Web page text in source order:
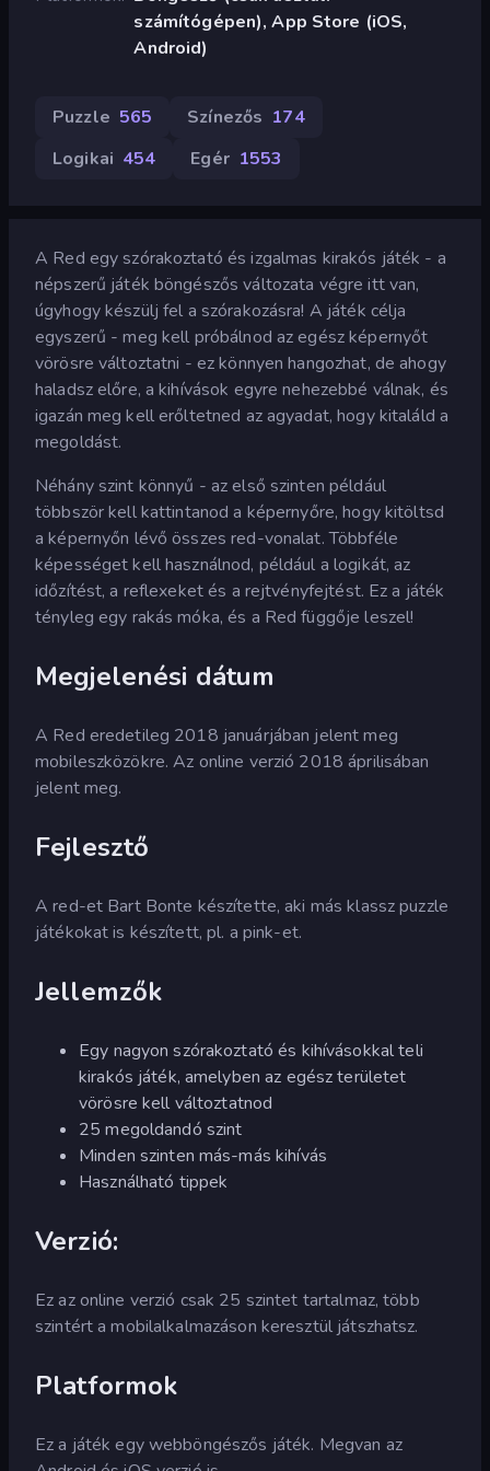
számítógépen), App Store (iOS,
Android)
Puzzle 565 Színezős 174
Logikai 454 Egér 1553
A Red egy szórakoztató és izgalmas kirakós játék - a
népszerű játék böngészős változata végre itt van,
úgyhogy készülj fel a szórakozásra! A játék célja
egyszerű - meg kell próbálnod az egész képernyőt
vörösre változtatni - ez könnyen hangozhat, de ahogy
haladsz előre, a kihívások egyre nehezebbé válnak, és
igazán meg kell erőltetned az agyadat, hogy kitaláld a
megoldást.
Néhány szint könnyű - az első szinten például
többször kell kattintanod a képernyőre, hogy kitöltsd
a képernyőn lévő összes red-vonalat. Többféle
képességet kell használnod, például a logikát, az
időzítést, a reflexeket és a rejtvényfejtést. Ez a játék
tényleg egy rakás móka, és a Red függője leszel!
Megjelenési dátum
A Red eredetileg 2018 januárjában jelent meg
mobileszközökre. Az online verzió 2018 áprilisában
jelent meg.
Fejlesztő
A red-et Bart Bonte készítette, aki más klassz puzzle
játékokat is készített, pl. a pink-et.
Jellemzők
Egy nagyon szórakoztató és kihívásokkal teli
kirakós játék, amelyben az egész területet
vörösre kell változtatnod
25 megoldandó szint
Minden szinten más-más kihívás
Használható tippek
Verzió:
Ez az online verzió csak 25 szintet tartalmaz, több
szintért a mobilalkalmazáson keresztül játszhatsz.
Platformok
Ez a játék egy webböngészős játék. Megvan az